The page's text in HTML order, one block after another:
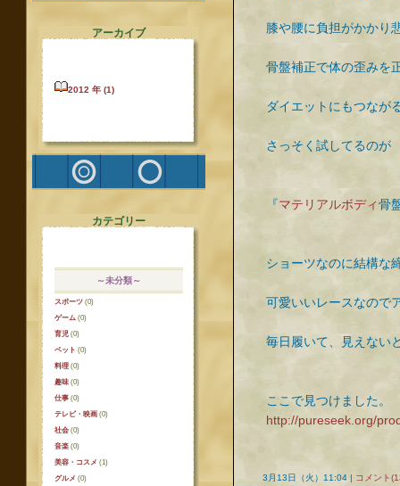
アーカイブ
2012 年 (1)
カテゴリー
～未分類～
スポーツ (0)
ゲーム (0)
育児 (0)
ペット (0)
料理 (0)
趣味 (0)
仕事 (0)
テレビ・映画 (0)
社会 (0)
音楽 (0)
美容・コスメ (1)
グルメ (0)
膝や腰に負担がかかり
骨盤補正で体の歪みを
ダイエットにもつなが
さっそく試してるのが
『マテリアルボディ骨
ショーツなのに結構な
可愛いいレースなので
毎日履いて、見えない
ここで見つけました。
http://pureseek.org/
3月13日（火）11:04 | コメント